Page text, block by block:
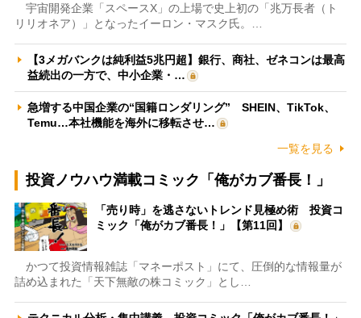
宇宙開発企業「スペースX」の上場で史上初の「兆万長者（ト
リリオネア）」となったイーロン・マスク氏。…
【3メガバンクは純利益5兆円超】銀行、商社、ゼネコンは最高
益続出の一方で、中小企業・…
急増する中国企業の“国籍ロンダリング” SHEIN、TikTok、
Temu…本社機能を海外に移転させ…
一覧を見る
投資ノウハウ満載コミック「俺がカブ番長！」
「売り時」を逃さないトレンド見極め術 投資コ
ミック「俺がカブ番長！」【第11回】
かつて投資情報雑誌「マネーポスト」にて、圧倒的な情報量が
詰め込まれた「天下無敵の株コミック」とし…